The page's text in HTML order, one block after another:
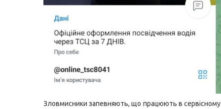
Зловмисники запевняють, що працюють в сервісному